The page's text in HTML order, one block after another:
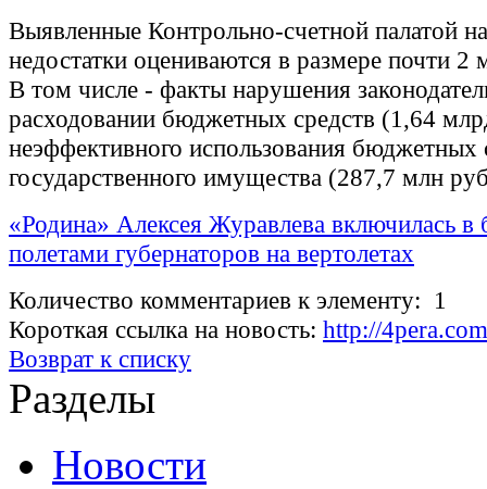
Выявленные Контрольно-счетной палатой
недостатки оцениваются в размере почти 2
В том числе - факты нарушения
расходовании бюджетных средств (1,64
неэффективного использования бюджетных
государственного имущества (287,7 млн
«Родина» Алексея Журавлева включилась в
полетами губернаторов на вертолетах
Количество комментариев к элементу: 1
Короткая ссылка на новость: http://
Возврат к списку
Разделы
Новости